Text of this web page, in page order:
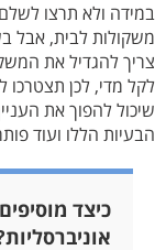
במידה ולא תרצו
משקולות לבית, אבל
צריך להגדיל את
לקל מדי, לכן
שיכול להפוך את
הבעיות הללו ועוד
כיצד